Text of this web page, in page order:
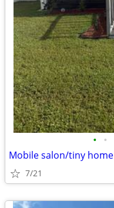
• •
Mobile salon/tiny home
7/21